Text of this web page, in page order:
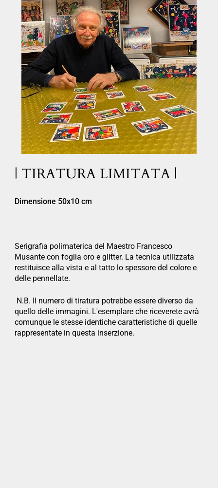
| TIRATURA LIMITATA |
Dimensione 50x10 cm
Serigrafia polimaterica del Maestro Francesco
Musante con foglia oro e glitter. La tecnica utilizzata
restituisce alla vista e al tatto lo spessore del colore e
delle pennellate.
N.B. Il numero di tiratura potrebbe essere diverso da
quello delle immagini. L'esemplare che riceverete avrà
comunque le stesse identiche caratteristiche di quelle
rappresentate in questa inserzione.